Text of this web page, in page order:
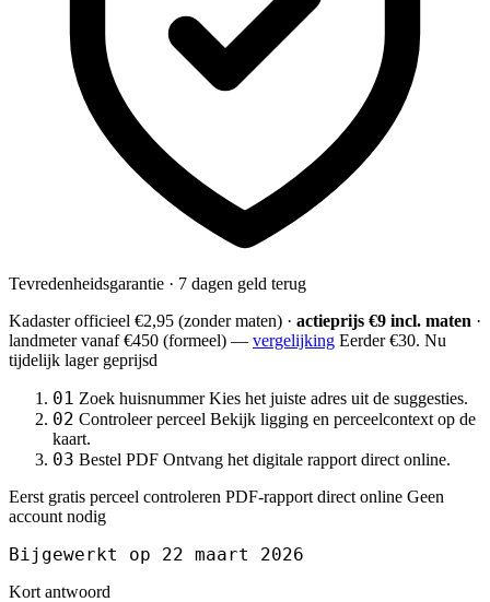
Tevredenheidsgarantie · 7 dagen geld terug
Kadaster officieel €2,95 (zonder maten) · actieprijs €9 incl. maten ·
landmetervanaf €450 (formeel) — vergelijking Eerder €30. Nu
tijdelijk lager geprijsd
01 Zoek huisnummer Kies het juiste adres uit de suggesties.
02 Controleer perceel Bekijk ligging en perceelcontext op de
kaart.
03 Bestel PDF Ontvang het digitale rapport direct online.
Eerst gratis perceel controleren PDF-rapport direct online Geen
account nodig
Bijgewerkt op 22 maart 2026
Kort antwoord